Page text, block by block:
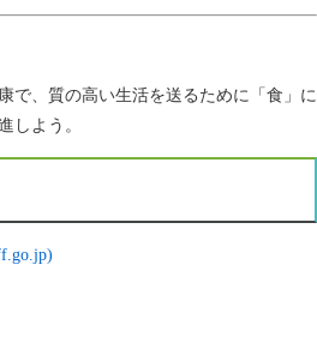
で、質の高い生活を送るために「食」に
しよう。